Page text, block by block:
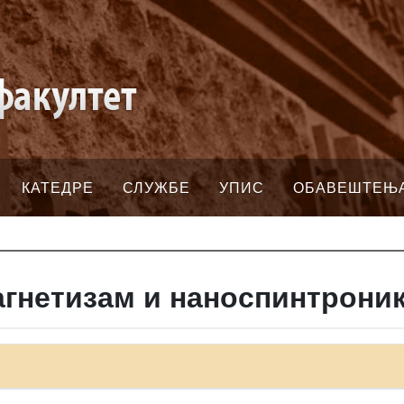
КАТЕДРЕ СЛУЖБЕ УПИС
и